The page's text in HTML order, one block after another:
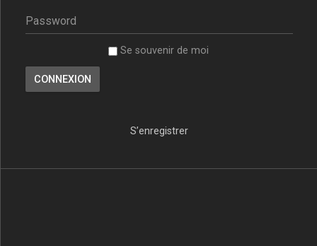
Se souvenir de moi
S’enregistrer